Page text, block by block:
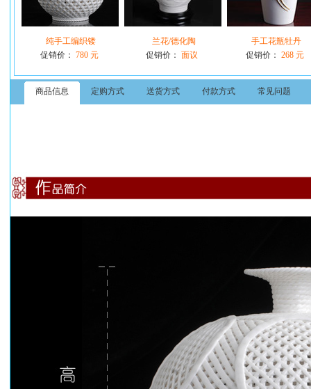
纯手工编织镂
促销价： 780 元
兰花/德化陶
促销价： 面议
手工花瓶牡丹
促销价： 268 元
商品信息 定购方式 送货方式 付款方式 常见问题